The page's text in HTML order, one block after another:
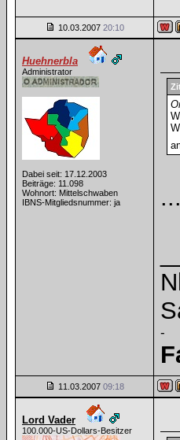
10.03.2007 20:10
Huehnerbla
Administrator
Dabei seit: 17.12.2003
Beiträge: 11.098
Wohnort: Mittelschwaben
IBNS-Mitgliedsnummer: ja
-
11.03.2007 09:18
Lord Vader
100.000-US-Dollars-Besitzer